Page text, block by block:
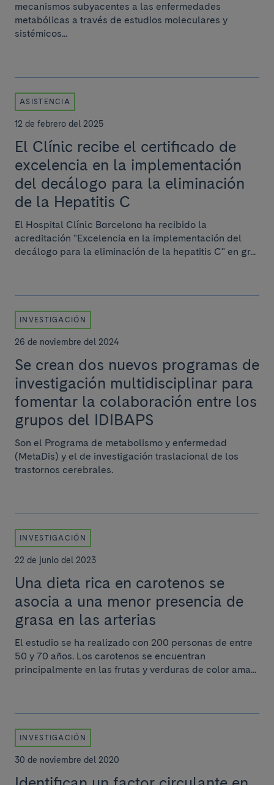
mecanismos subyacentes a las enfermedades
metabólicas a través de estudios moleculares y
sistémicos...
ASISTENCIA
12 de febrero del 2025
El Clínic recibe el certificado de
excelencia en la implementación
del decálogo para la eliminación
de la Hepatitis C
El Hospital Clínic Barcelona ha recibido la
acreditación "Excelencia en la implementación del
decálogo para la eliminación de la hepatitis C" en gr...
INVESTIGACIÓN
26 de noviembre del 2024
Se crean dos nuevos programas de
investigación multidisciplinar para
fomentar la colaboración entre los
grupos del IDIBAPS
Son el Programa de metabolismo y enfermedad
(MetaDis) y el de investigación traslacional de los
trastornos cerebrales.
INVESTIGACIÓN
22 de junio del 2023
Una dieta rica en carotenos se
asocia a una menor presencia de
grasa en las arterias
El estudio se ha realizado con 200 personas de entre
50 y 70 años. Los carotenos se encuentran
principalmente en las frutas y verduras de color ama...
INVESTIGACIÓN
30 de noviembre del 2020